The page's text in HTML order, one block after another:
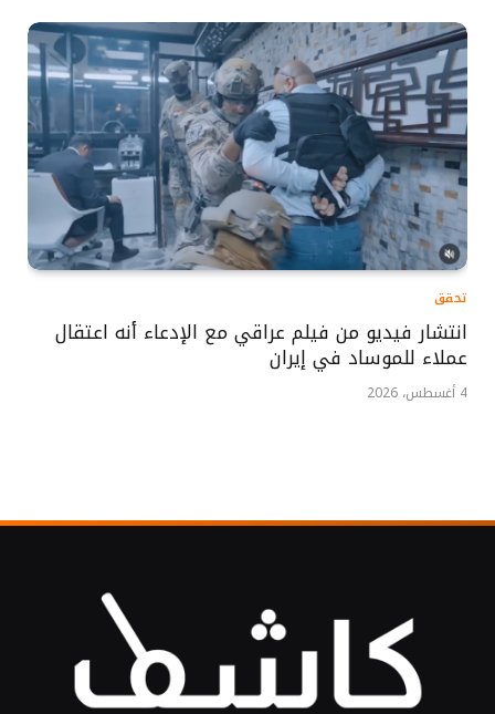
تحقق
انتشار فيديو من فيلم عراقي مع الإدعاء أنه اعتقال
عملاء للموساد في إيران
4 أغسطس، 2026